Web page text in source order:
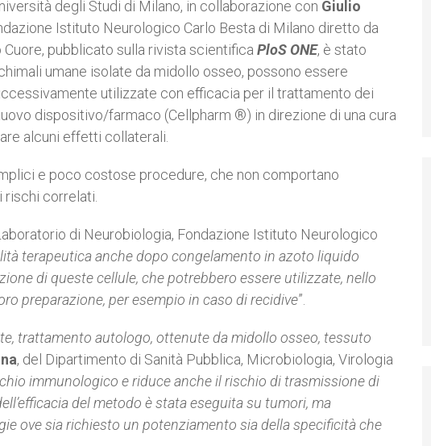
degli Studi di Milano, in collaborazione con Giulio
Istituto Neurologico Carlo Besta di Milano diretto da
Cuore, pubblicato sulla rivista scientifica PloS ONE, è stato
umane isolate da midollo osseo, possono essere
utilizzate con efficacia per il trattamento dei
dispositivo/farmaco (Cellpharm ®) in direzione di una cura
alcuni effetti collaterali.
e poco costose procedure, che non comportano
correlati.
di Neurobiologia, Fondazione Istituto Neurologico
terapeutica anche dopo congelamento in azoto liquido
di questecellule, che potrebbero essere utilizzate, nello
preparazione, per esempio in caso di recidive”.
trattamento autologo, ottenute damidollo osseo, tessuto
, del Dipartimento di Sanità Pubblica, Microbiologia, Virologia
immunologico e riduce anche il rischio di trasmissione di
del metodo è stata eseguita su tumori, ma
ove sia richiesto un potenziamento sia della specificità che